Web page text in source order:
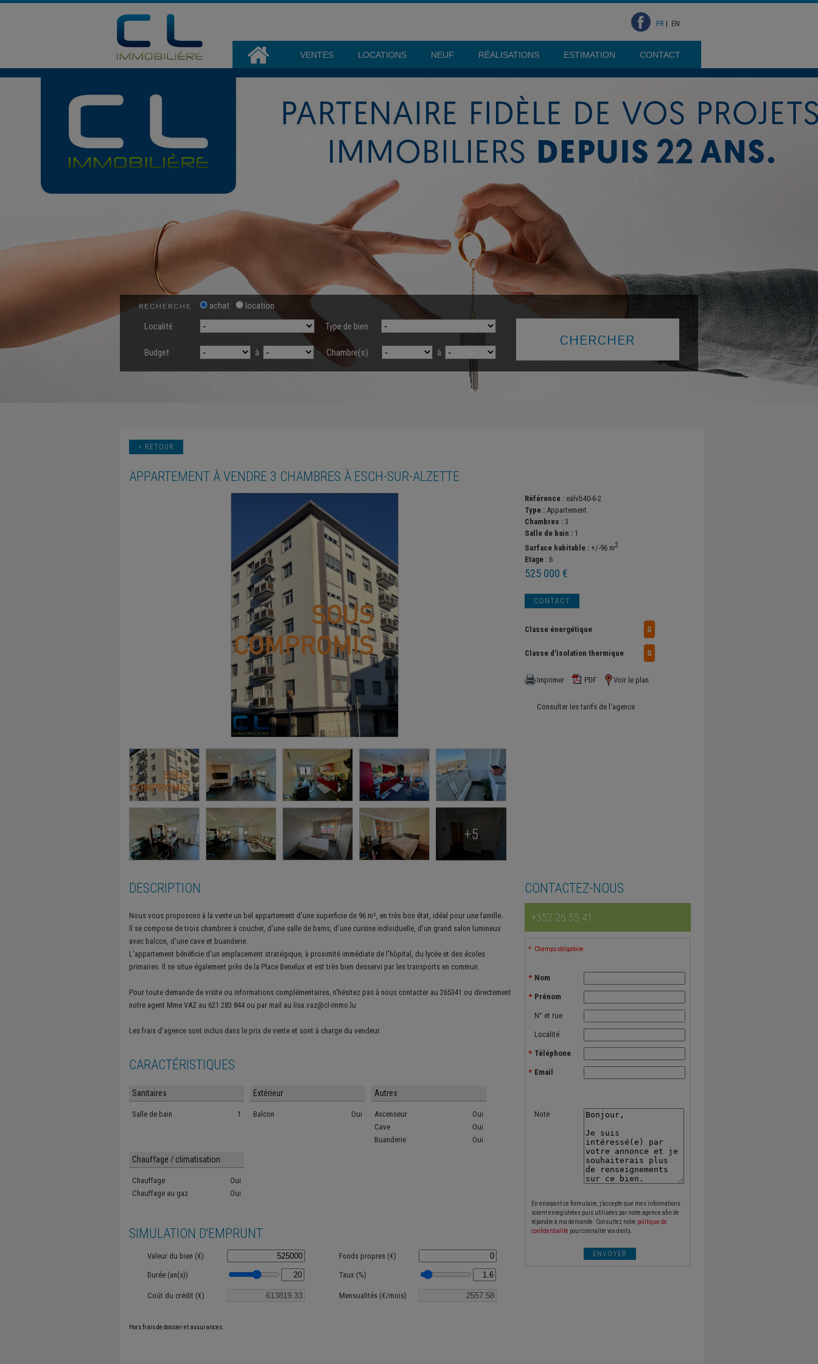
FR | EN
VENTES LOCATIONS NEUF RÉALISATIONS ESTIMATION CONTACT
RECHERCHE achat
location
Localité
Type de bien
Budget à Chambre(s) à
< RETOUR
APPARTEMENT À VENDRE 3 CHAMBRES À ESCH-SUR-ALZETTE
+5
Référence : ealvb40-6-2
Type : Appartement
Chambres : 3
Salle de bain : 1
Surface habitable : +/-96 m2
Etage : 6
525 000 €
CONTACT
Classe énergétique G
Classe d'isolation thermique G
Imprimer PDF Voir le plan
Consulter les tarifs de l'agence
DESCRIPTION
Nous vous proposons à la vente un bel appartement d'une superficie de 96 m², en très bon état, idéal pour une famille.
Il se compose de trois chambres à coucher, d'une salle de bains, d'une cuisine individuelle, d'un grand salon lumineux
avec balcon, d'une cave et buanderie.
L'appartement bénéficie d'un emplacement stratégique, à proximité immédiate de l'hôpital, du lycée et des écoles
primaires. Il se situe également près de la Place Benelux et est très bien desservi par les transports en commun.
Pour toute demande de visite ou informations complémentaires, n'hésitez pas à nous contacter au 265341 ou directement
notre agent Mme VAZ au 621 283 844 ou par mail au lisa.vaz@cl-immo.lu
Les frais d'agence sont inclus dans le prix de vente et sont à charge du vendeur.
CARACTÉRISTIQUES
Sanitaires
Salle de bain 1
Extérieur
Balcon Oui
Autres
Ascenseur
Oui
Cave
Oui
Buanderie
Oui
Chauffage / climatisation
Chauffage
Oui
Chauffage au gaz
Oui
SIMULATION D'EMPRUNT
Valeur du bien (€) Fonds propres (€)
Durée (an(s)) Taux (%)
Coût du crédit (€) Mensualités (€/mois)
Hors frais de dossier et assurances.
CONTACTEZ-NOUS
+352 26 53 41
Champs obligatoire
Nom
Prénom
N° et rue
Localité
Téléphone
Email
Note
En envoyant ce formulaire, j’accepte que mes informations
soient enregistrées puis utilisées par notre agence afin de
répondre à ma demande. Consultez notre politique de
confidentialité pour connaître vos droits.